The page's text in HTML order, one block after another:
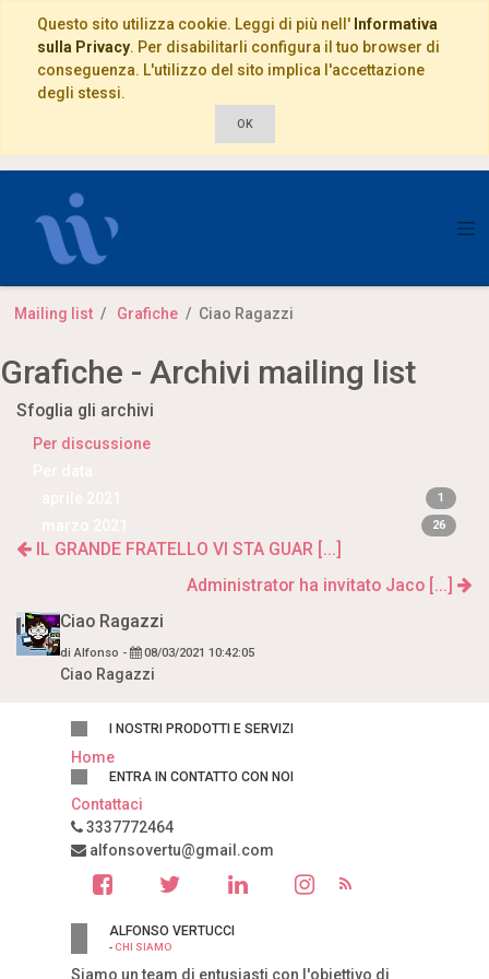
Questo sito utilizza cookie. Leggi di più nell' Informativa
sulla Privacy. Per disabilitarli configura il tuo browser di
conseguenza. L'utilizzo del sito implica l'accettazione
degli stessi.
OK
Mailing list Grafiche Ciao Ragazzi
Grafiche - Archivi mailing list
Sfoglia gli archivi
Per discussione
1
26
IL GRANDE FRATELLO VI STA GUAR [...]
Administrator ha invitato Jaco [...]
Ciao Ragazzi
diAlfonso - 08/03/2021 10:42:05
Ciao Ragazzi
I NOSTRI PRODOTTI E SERVIZI
Home
ENTRA IN CONTATTO CON NOI
Contattaci
3337772464
alfonsovertu@gmail.com
ALFONSO VERTUCCI
-CHI SIAMO
Siamo un team di entusiasti con l'obiettivo di